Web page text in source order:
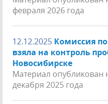
февраля 2026 года
12.12.2025 Комиссия
взяла на контроль
Новосибирске
Материал опубликован
декабря 2025 года